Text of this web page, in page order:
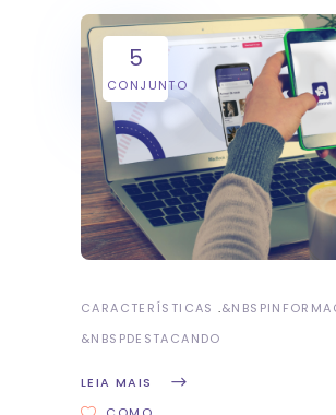
5
CONJUNTO
CARACTERÍSTICAS &NBSP
&NBSPDESTACANDO
LEIA MAIS